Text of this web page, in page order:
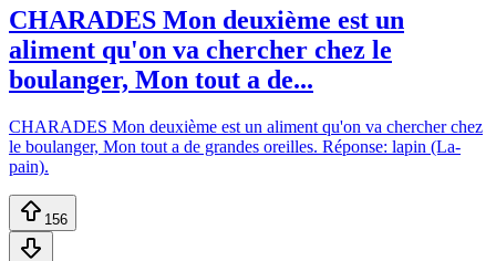
CHARADES Mon deuxième est un
aliment qu'on va chercher chez le
boulanger, Mon tout a de...
CHARADES Mon deuxième est un aliment qu'on va chercher chez
le boulanger, Mon tout a de grandes oreilles. Réponse: lapin (La-
pain).
156